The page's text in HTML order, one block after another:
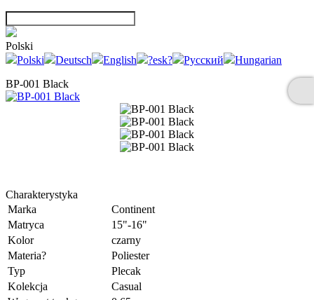
Polski
Polski
Deutsch English ?esk? Русский
Hungarian
BP-001 Black
Charakterystyka
Marka
Continent
Matryca
15"-16"
Kolor
czarny
Materia?
Poliester
Typ
Plecak
Kolekcja
Casual